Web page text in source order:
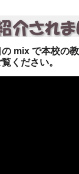
mix で本校の
ください。